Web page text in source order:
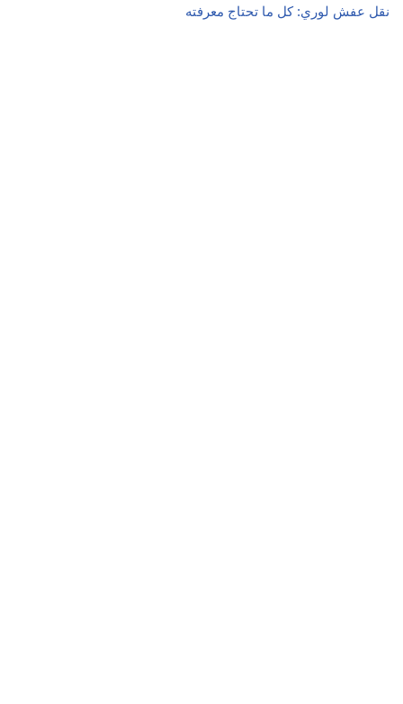
نقل عفش لوري: كل ما تحتاج معرفته